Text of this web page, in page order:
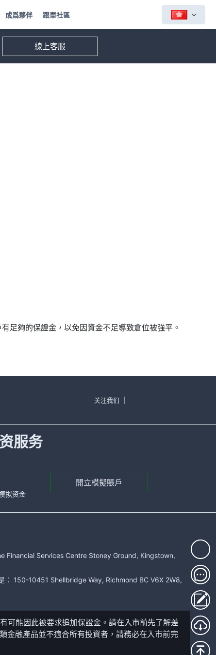
成爲夥伴 跟單社區
線上客服
足夠的保證金，以免因資金不足導致倉位被強平。
关注我们
服务
拟资金
開立模擬賬戶
Financial Services Centre Stoney Ground, Kingstown,
： 150-10451 Shellbridge Way, Richmond BC V6X 2W8,
可能因此被要求追加保證金。請在入市前先了解差
金融產品並不適合所有投資者，請務必在入市前完